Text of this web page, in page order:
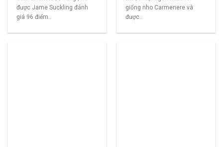
được Jame Suckling đánh
giá 96 điểm..
giống nho Carmenere và
được..